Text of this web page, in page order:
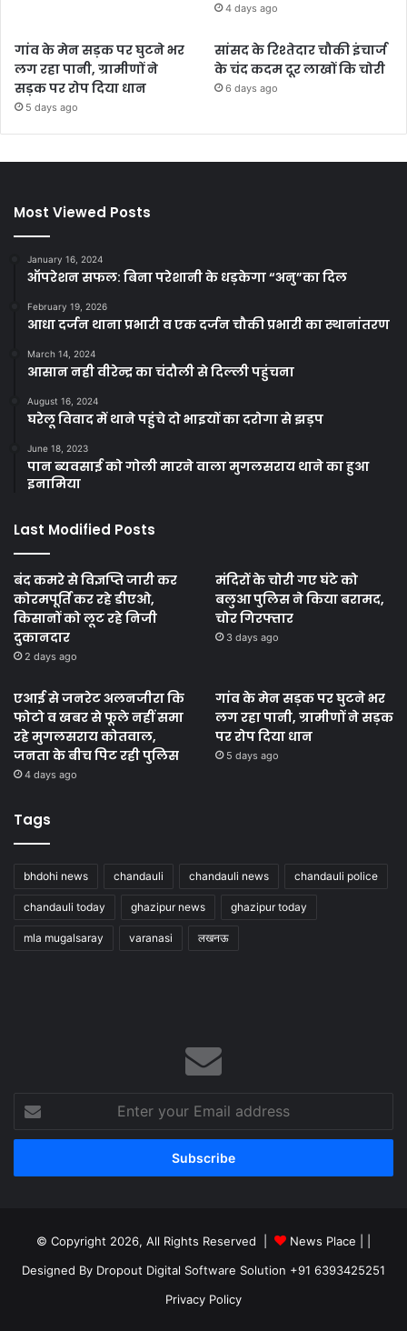
4 days ago
गांव के मेन सड़क पर घुटने भर
लग रहा पानी, ग्रामीणों ने
सड़क पर रोप दिया धान
5 days ago
सांसद के रिश्तेदार चौकी इंचार्ज
के चंद कदम दूर लाखों कि चोरी
6 days ago
Most Viewed Posts
January 16, 2024
ऑपरेशन सफल: बिना परेशानी के धड़केगा “अनु”का दिल
February 19, 2026
आधा दर्जन थाना प्रभारी व एक दर्जन चौकी प्रभारी का स्थानांतरण
March 14, 2024
आसान नही वीरेन्द्र का चंदौली से दिल्ली पहुंचना
August 16, 2024
घरेलू विवाद में थाने पहुंचे दो भाइयों का दरोगा से झड़प
June 18, 2023
पान ब्यवसाई को गोली मारने वाला मुगलसराय थाने का हुआ
इनामिया
Last Modified Posts
बंद कमरे से विज्ञप्ति जारी कर
कोरमपूर्ति कर रहे डीएओ,
किसानों को लूट रहे निजी
दुकानदार
2 days ago
मंदिरों के चोरी गए घंटे को
बलुआ पुलिस ने किया बरामद,
चोर गिरफ्तार
3 days ago
एआई से जनरेट अलनजीरा कि
फोटो व खबर से फूले नहीं समा
रहे मुगलसराय कोतवाल,
जनता के बीच पिट रही पुलिस
4 days ago
गांव के मेन सड़क पर घुटने भर
लग रहा पानी, ग्रामीणों ने सड़क
पर रोप दिया धान
5 days ago
Tags
bhdohi news chandauli chandauli news chandauli police
chandauli today ghazipur news ghazipur today
mla mugalsaray varanasi लखनऊ
your
Email
© Copyright 2026, All Rights Reserved | News Place |
Designed By Dropout Digital Software Solution +91 6393425251
Privacy Policy